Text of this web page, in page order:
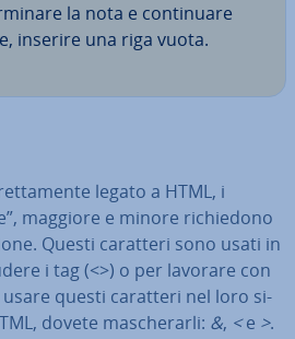
la nota e con­ti­nua­re
inserire una riga vuota.
legato a HTML, i
maggiore e minore ri­chie­do­no
Questi caratteri sono usati in
i tag (<>) o per lavorare con
usare questi caratteri nel loro si­
dovete ma­sche­rar­li: &, <e >.